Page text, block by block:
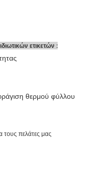
ετικετών :
θερμού φύλλου
πελάτες μας